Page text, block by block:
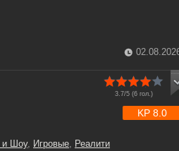
3.7/5 (6гол.)
и Шоу, Игровые, Реалити
KP 8.0